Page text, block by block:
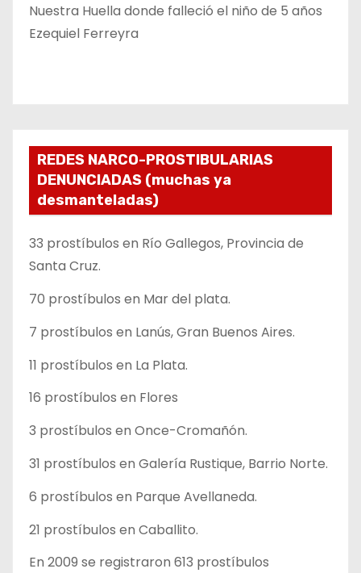
Nuestra Huella donde falleció el niño de 5 años
Ezequiel Ferreyra
REDES NARCO-PROSTIBULARIAS
DENUNCIADAS (muchas ya
desmanteladas)
33 prostíbulos en Río Gallegos, Provincia de
Santa Cruz.
70 prostíbulos en Mar del plata.
7 prostíbulos en Lanús, Gran Buenos Aires.
11 prostíbulos en La Plata.
16 prostíbulos en Flores
3 prostíbulos en Once-Cromañón.
31 prostíbulos en Galería Rustique, Barrio Norte.
6 prostíbulos en Parque Avellaneda.
21 prostíbulos en Caballito.
En 2009 se registraron 613 prostíbulos